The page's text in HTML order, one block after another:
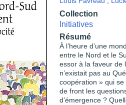
Collection
Initiatives
Résumé
À l’heure d’une
entre le Nord et le
essor à la faveur de
n’existait pas au
coopération » qui
de front les
d’émergence ?